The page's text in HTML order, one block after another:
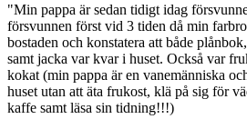
"Min pappa är sedan tidigt idag
försvunnen först vid 3 tiden då min
bostaden och konstatera att både
samt jacka var kvar i huset. Också var
kokat (min pappa är en vanemänniska
huset utan att äta frukost, klä på sig för
kaffe samt läsa sin tidning!!!)